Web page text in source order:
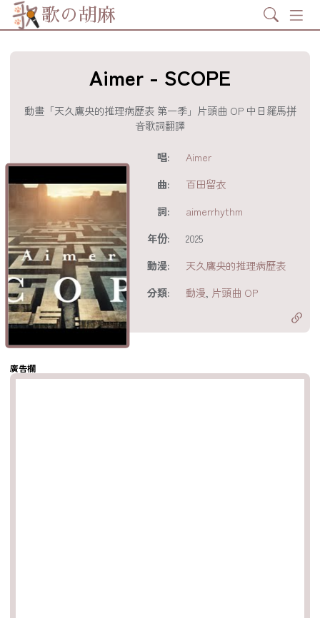
歌の胡麻 Search
Aimer - SCOPE
動畫「天久鷹央的推理病歷表 第一季」片頭曲 OP 中日羅馬拼
音歌詞翻譯
唱:
Aimer
曲:
百田留衣
詞:
aimerrhythm
年份:
2025
動漫:
天久鷹央的推理病歷表
分類:
動漫 片頭曲 OP
分享至
享至 X
分享至
製鏈結
廣告欄